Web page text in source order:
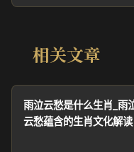
相关文章
雨泣云愁是什么生肖_雨
云愁蕴含的生肖文化解读